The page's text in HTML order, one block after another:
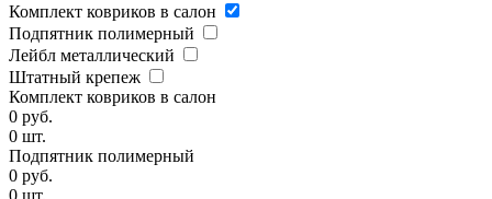
Комплект ковриков в салон
Подпятник полимерный
Лейбл металлический
Штатный крепеж
Комплект ковриков в салон
0 руб.
0 шт.
Подпятник полимерный
0 руб.
0 шт.